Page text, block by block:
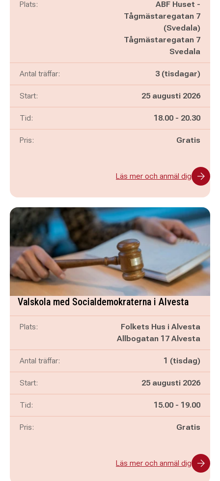
Plats:
ABF Huset -
Tågmästaregatan 7
(Svedala)
Tågmästaregatan 7
Svedala
Antal träffar: 3 (tisdagar)
Start: 25 augusti 2026
Tid: Pågår mellan
18.00 - och
20.30
Pris: Gratis
Läs mer och anmäl dig
Valskola med Socialdemokraterna i Alvesta
Plats:
Folkets Hus i Alvesta
Allbogatan 17 Alvesta
Antal träffar: 1 (tisdag)
Start: 25 augusti 2026
Tid: Pågår mellan
15.00 - och
19.00
Pris: Gratis
Läs mer och anmäl dig